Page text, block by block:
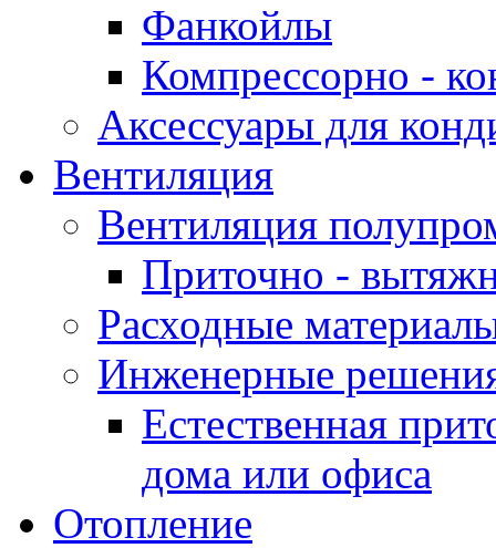
Фанкойлы
Компрессорно -
Аксессуары для
Вентиляция
Вентиляция
Приточно -
Расходные
Инженерные
Естественная
дома или офиса
Отопление